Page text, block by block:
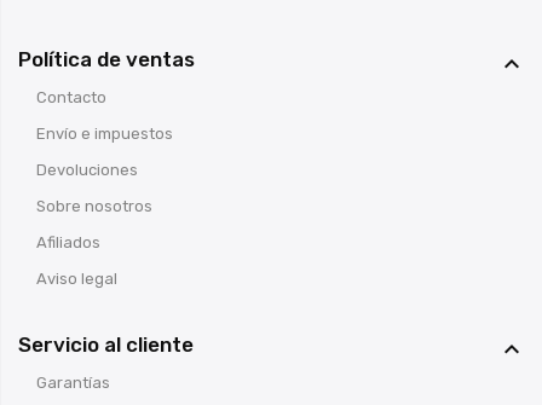
Política de ventas 
Contacto
Envío e impuestos
Devoluciones
Sobre nosotros
Afiliados
Aviso legal
Servicio al cliente 
Garantías